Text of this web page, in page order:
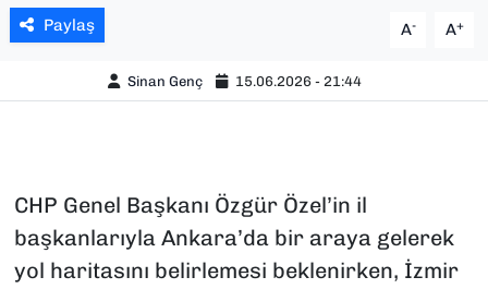
Paylaş A- A+
Sinan Genç 15.06.2026 - 21:44
CHP Genel Başkanı Özgür Özel’in il
başkanlarıyla Ankara’da bir araya gelerek
yol haritasını belirlemesi beklenirken, İzmir